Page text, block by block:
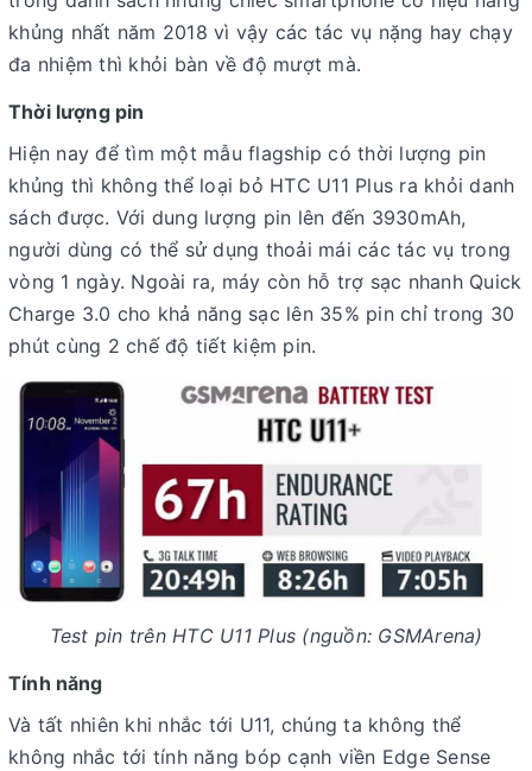
khủng nhất năm 2018 vì vậy các tác vụ nặng hay chạy
đa nhiệm thì khỏi bàn về độ mượt mà.
Thời lượng pin
Hiện nay để tìm một mẫu flagship có thời lượng pin
khủng thì không thể loại bỏ HTC U11 Plus ra khỏi danh
sách được. Với dung lượng pin lên đến 3930mAh,
người dùng có thể sử dụng thoải mái các tác vụ trong
vòng 1 ngày. Ngoài ra, máy còn hỗ trợ sạc nhanh Quick
Charge 3.0 cho khả năng sạc lên 35% pin chỉ trong 30
phút cùng 2 chế độ tiết kiệm pin.
Test pin trên HTC U11 Plus (nguồn: GSMArena)
Tính năng
Và tất nhiên khi nhắc tới U11, chúng ta không thể
không nhắc tới tính năng bóp cạnh viền Edge Sense